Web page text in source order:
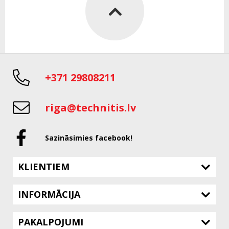
+371 29808211
riga@technitis.lv
Sazināsimies facebook!
KLIENTIEM
INFORMĀCIJA
PAKALPOJUMI